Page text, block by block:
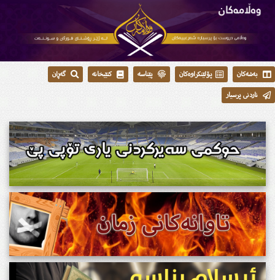
بەشەکان پۆلێنکراوەکان پێناسە کتێبخانە
گەڕان
ناردنی پرسیار